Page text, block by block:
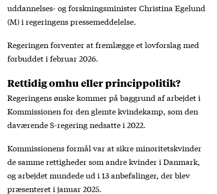
uddannelses- og forskningsminister Christina Egelund
(M) i regeringens pressemeddelelse.
Regeringen forventer at fremlægge et lovforslag med
forbuddet i februar 2026.
Rettidig omhu eller princippolitik?
Regeringens ønske kommer på baggrund af arbejdet i
Kommissionen for den glemte kvindekamp, som den
daværende S-regering nedsatte i 2022.
Kommissionens formål var at sikre minoritetskvinder
de samme rettigheder som andre kvinder i Danmark,
og arbejdet mundede ud i 13 anbefalinger, der blev
præsenteret i januar 2025.